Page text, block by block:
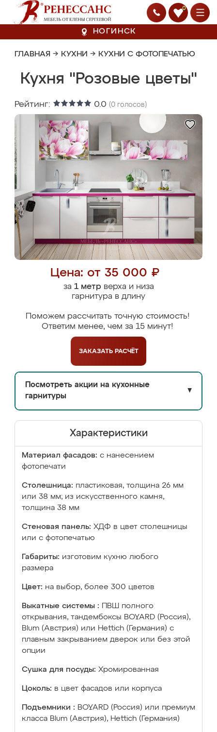
0
НОГИНСК
ГЛАВНАЯ → КУХНИ → КУХНИ С ФОТОПЕЧАТЬЮ
Кухня "Розовые цветы"
Рейтинг: 0.0 (0 голосов)
Цена: от 35 000 ₽
за 1 метрверха и низа
гарнитура в длину
Поможем рассчитать точную стоимость!
Ответим менее, чем за 15 минут!
ЗАКАЗАТЬ РАСЧЁТ
Посмотреть акции на кухонные
гарнитуры
▼
Характеристики
Материал фасадов: с нанесением
фотопечати
Столешница: пластиковая, толщина 26 мм
или 38 мм; из искусственного камня,
толщина 38 мм
Стеновая панель: ХДФ в цвет столешницы
или с фотопечатью
Габариты: изготовим кухню любого
размера
Цвет: на выбор, более 300 цветов
Выкатные системы :
ПВШ полного
открывания, тандембоксы BOYARD (Россия),
Blum (Австрия) или Hettich (Германия) с
плавным закрыванием дверок или без этой
опции
Сушка для посуды: Хромированная
Цоколь: в цвет фасадов или корпуса
Подъемники : BOYARD (Россия) или премиум
класса Blum (Австрия), Hettich (Германия)